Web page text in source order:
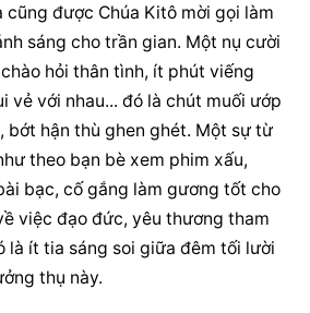
cũng được Chúa Kitô mời gọi làm
sáng cho trần gian. Một nụ cười
hỏi thân tình, ít phút viếng
vẻ với nhau... đó là chút muối ướp
bớt hận thù ghen ghét. Một sự từ
theo bạn bè xem phim xấu,
bạc, cố gắng làm gương tốt cho
việc đạo đức, yêu thương tham
là ít tia sáng soi giữa đêm tối lười
thụ này.